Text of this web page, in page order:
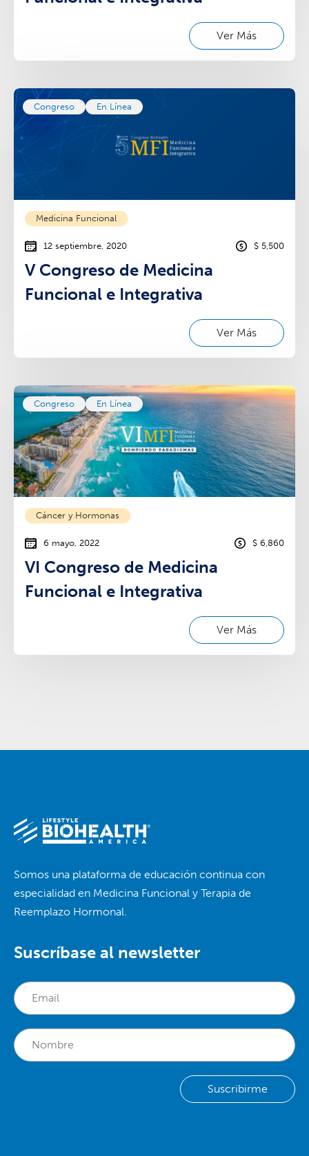
Ver Más
Congreso En Línea
Medicina Funcional
12 septiembre, 2020 $ 5,500
V Congreso de Medicina
Funcional e Integrativa
Ver Más
Congreso En Línea
Cáncer y Hormonas
6 mayo, 2022 $ 6,860
VI Congreso de Medicina
Funcional e Integrativa
Ver Más
Somos una plataforma de educación continua con
especialidad en Medicina Funcional y Terapia de
Reemplazo Hormonal.
Suscríbase al newsletter